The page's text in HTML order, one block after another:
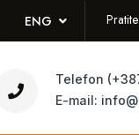
ENG
Telefon
E-mail: